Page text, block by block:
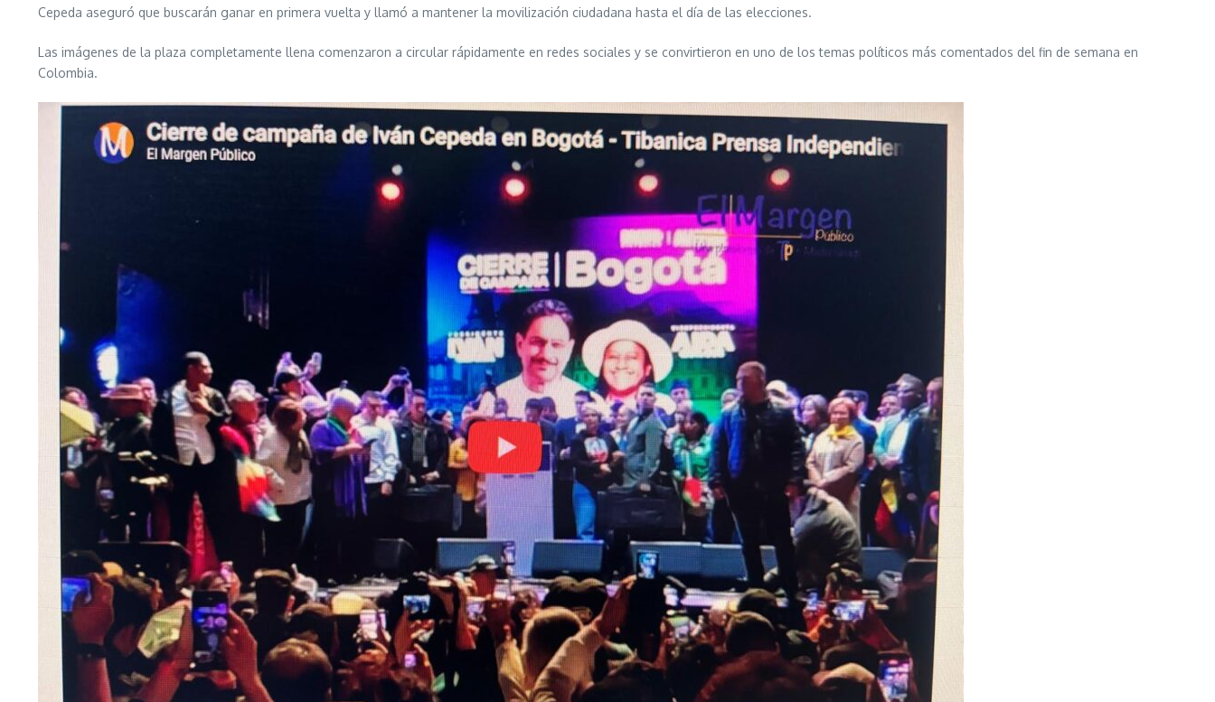
Cepeda aseguró que buscarán ganar en primera vuelta y llamó a mantener la movilización ciudadana hasta el día de las elecciones.
Las imágenes de la plaza completamente llena comenzaron a circular rápidamente en redes sociales y se convirtieron en uno de los temas políticos más comentados del fin de semana en
Colombia.